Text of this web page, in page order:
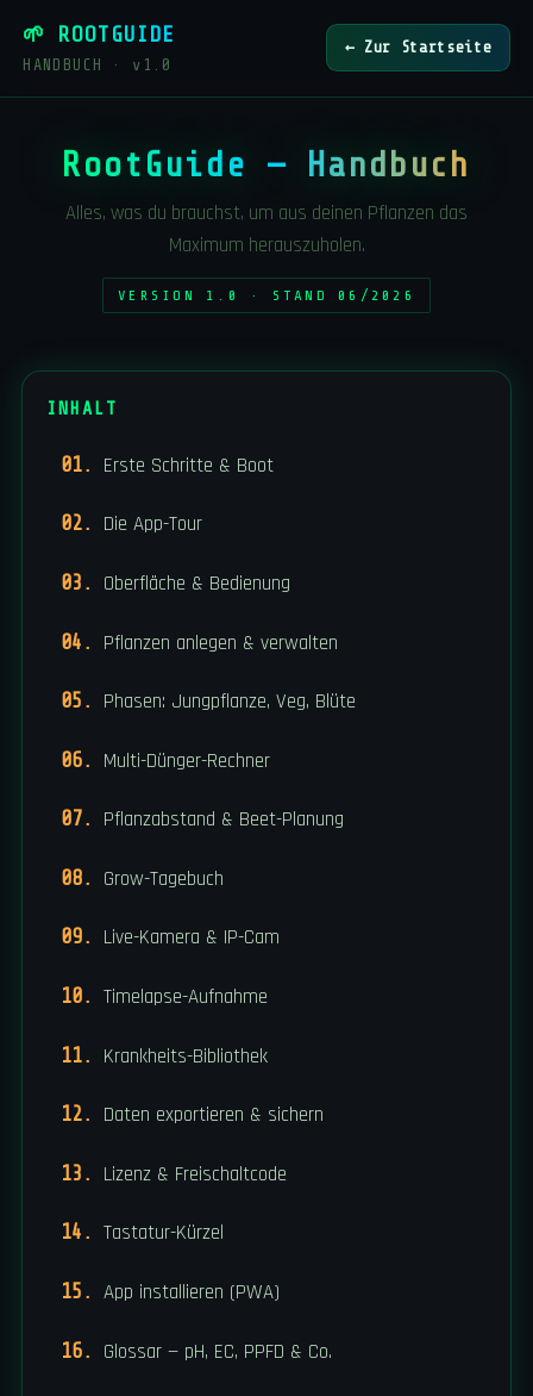
🌱 ROOTGUIDE
HANDBUCH · v1.0
← Zur Startseite
RootGuide — Handbuch
Alles, was du brauchst, um aus deinen Pflanzen das
Maximum herauszuholen.
VERSION 1.0 · STAND 06/2026
INHALT
Erste Schritte & Boot
Die App-Tour
Oberfläche & Bedienung
Pflanzen anlegen & verwalten
Phasen: Jungpflanze, Veg, Blüte
Multi-Dünger-Rechner
Pflanzabstand & Beet-Planung
Grow-Tagebuch
Live-Kamera & IP-Cam
Timelapse-Aufnahme
Krankheits-Bibliothek
Daten exportieren & sichern
Lizenz & Freischaltcode
Tastatur-Kürzel
App installieren (PWA)
Glossar — pH, EC, PPFD & Co.